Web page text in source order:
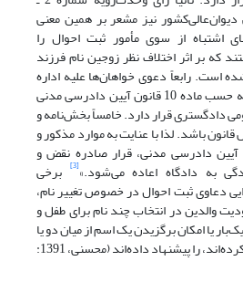
عمومی دیوان‌عالی‌کشور نیز مشعر بر همین معنی
اشتباه از سوی مأمور ثبت احوال را
که بر اثر اختلاف نظر زوجین نام فرزند
است. رابعاً دعوی خواهان‌ها علیه اداره
ثبت احوال مطرح گردیده که حسب ماده 10 قانون آیین دادرسی مدنی
دادگستری قرار دارد. خامساً بخش‌نامه و
باشد. لذا با عنایت به موارد مذکور و
ماده 28 قانون آیین دادرسی مدنی، قرار صادره نقض و
به دادگاه اعاده می‌شود.»[3] برخی
دعاوی ثبت احوال در خصوص تغییر نام،
والدین در انتخاب چند نام برای طفل و
یا امکان برگزیدن یک اسم از میان دو یا
سه اسمی که والدین اتخاب کرده‌اند، را پیشنهاد داده‌اند (محسنی، 1391: